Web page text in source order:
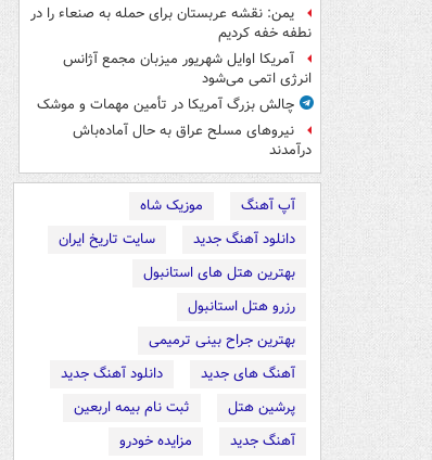
یمن: نقشه عربستان برای حمله به صنعاء را در
نطفه خفه کردیم
آمریکا اوایل شهریور میزبان مجمع آژانس
انرژی اتمی می‌شود
چالش بزرگ آمریکا در تأمین مهمات و موشک
نیروهای مسلح عراق به حال آماده‌باش
درآمدند
آپ آهنگ
موزیک شاه
دانلود آهنگ جدید
سایت تاریخ ایران
بهترین هتل های استانبول
رزرو هتل استانبول
بهترین جراح بینی ترمیمی
آهنگ های جدید
دانلود آهنگ جدید
پرشین هتل
ثبت نام بیمه اربعین
آهنگ جدید
مزایده خودرو